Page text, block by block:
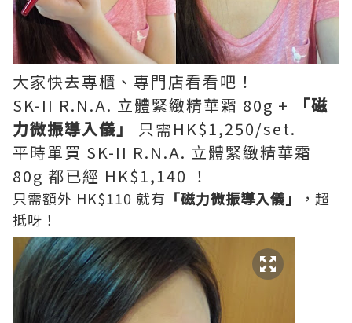
大家快去專櫃、專門店看看吧！
SK-II R.N.A. 立體緊緻精華霜 80g +
「磁
力微振導入儀」
只需HK$1,250/set.
平時單買 SK-II R.N.A. 立體緊緻精華霜
80g 都已經 HK$1,140 ！
只需額外 HK$110 就有 「磁力微振導入儀」
，超
抵呀！